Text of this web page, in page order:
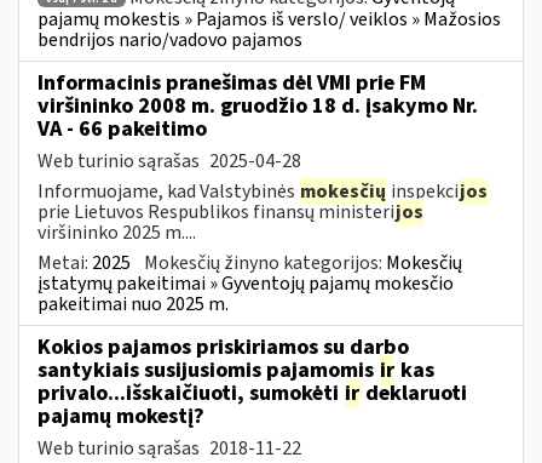
pajamų mokestis » Pajamos iš verslo/ veiklos » Mažosios
bendrijos nario/vadovo pajamos
Informacinis pranešimas dėl VMI prie FM
viršininko 2008 m. gruodžio 18 d. įsakymo Nr.
VA - 66 pakeitimo
Web turinio sąrašas 2025-04-28
Informuojame, kad Valstybinės mokesčių inspekcijos
prie Lietuvos Respublikos finansų ministerijos
viršininko 2025 m....
Metai: 2025 Mokesčių žinyno kategorijos: Mokesčių
įstatymų pakeitimai » Gyventojų pajamų mokesčio
pakeitimai nuo 2025 m.
Kokios pajamos priskiriamos su darbo
santykiais susijusiomis pajamomis ir kas
privalo...išskaičiuoti, sumokėti ir deklaruoti
pajamų mokestį?
Web turinio sąrašas 2018-11-22